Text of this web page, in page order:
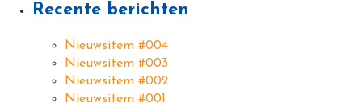
Recente berichten
Nieuwsitem #004
Nieuwsitem #003
Nieuwsitem #002
Nieuwsitem #001